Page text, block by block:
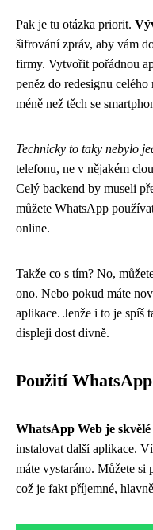
Pak je tu otázka priorit.
šifrování zpráv, aby vám
firmy. Vytvořit pořádnou
peněz do redesignu
méně než těch se
Technicky to taky nebylo
telefonu, ne v nějakém
Celý backend by museli
můžete WhatsApp
online.
Takže co s tím? No,
ono. Nebo pokud máte
aplikace. Jenže i to je spíš
displeji dost divně.
Použití
WhatsApp Web je
instalovat další aplikace.
máte vystaráno. Můžete si
což je fakt příjemné,